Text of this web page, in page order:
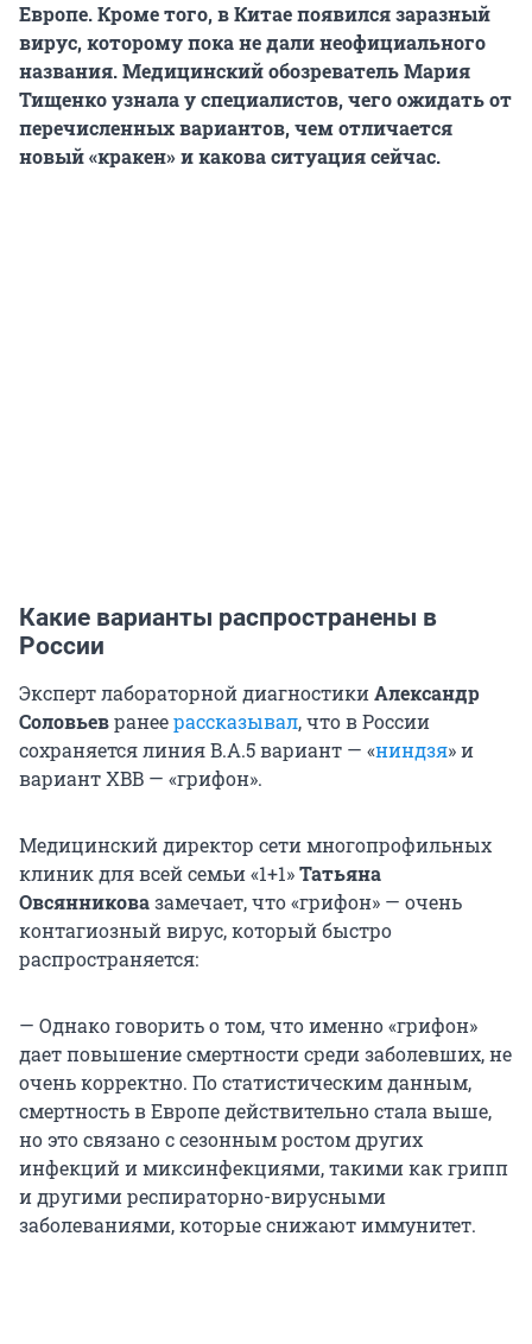
Европе. Кроме того, в Китае появился заразный
вирус, которому пока не дали неофициального
названия. Медицинский обозреватель Мария
Тищенко узнала у специалистов, чего ожидать от
перечисленных вариантов, чем отличается
новый «кракен» и какова ситуация сейчас.
Какие варианты распространены в
России
Эксперт лабораторной диагностикиАлександр
Соловьевранеерассказывал, что в России
сохраняется линия B.A.5 вариант — «ниндзя» и
вариант XBB — «грифон».
Медицинский директор сети многопрофильных
клиник для всей семьи «1+1»Татьяна
Овсянниковазамечает, что «грифон» — очень
контагиозный вирус, который быстро
распространяется:
— Однако говорить о том, что именно «грифон»
дает повышение смертности среди заболевших, не
очень корректно. По статистическим данным,
смертность в Европе действительно стала выше,
но это связано с сезонным ростом других
инфекций и миксинфекциями, такими как грипп
и другими респираторно-вирусными
заболеваниями, которые снижают иммунитет.